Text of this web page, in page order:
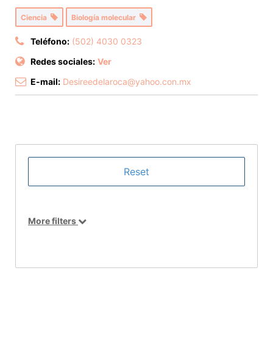
Ciencia Biología molecular
Teléfono: (502) 4030 0323
Redes sociales: Ver
E-mail: Desireedelaroca@yahoo.con.mx
More filters